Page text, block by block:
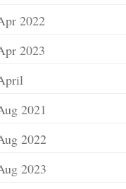
2022
2023
2021
2022
2023